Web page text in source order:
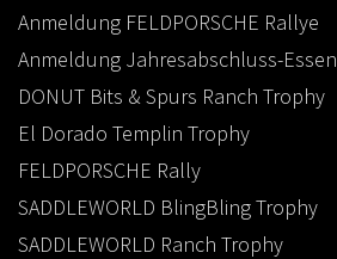
Anmeldung FELDPORSCHE Rallye
Anmeldung Jahresabschluss-Essen
DONUT Bits & Spurs Ranch Trophy
El Dorado Templin Trophy
FELDPORSCHE Rally
SADDLEWORLD BlingBling Trophy
SADDLEWORLD Ranch Trophy